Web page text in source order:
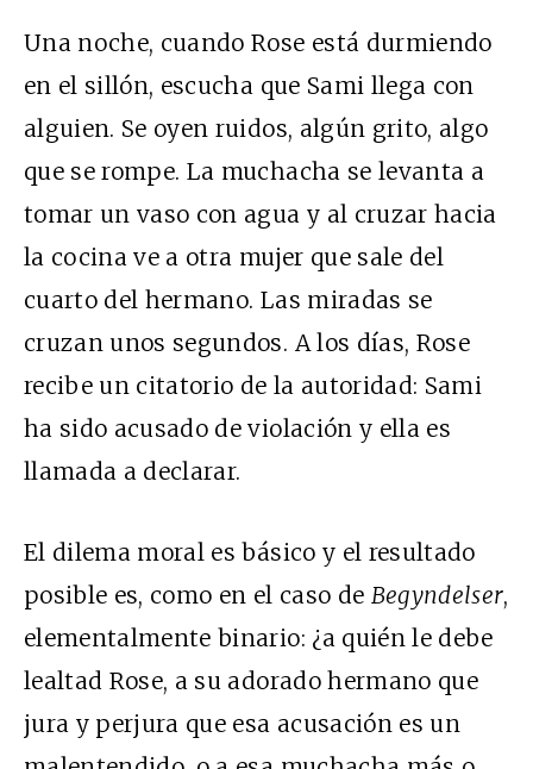
Una noche, cuando Rose está durmiendo
en el sillón, escucha que Sami llega con
alguien. Se oyen ruidos, algún grito, algo
que se rompe. La muchacha se levanta a
tomar un vaso con agua y al cruzar hacia
la cocina ve a otra mujer que sale del
cuarto del hermano. Las miradas se
cruzan unos segundos. A los días, Rose
recibe un citatorio de la autoridad: Sami
ha sido acusado de violación y ella es
llamada a declarar.
El dilema moral es básico y el resultado
posible es, como en el caso de Begyndelser,
elementalmente binario: ¿a quién le debe
lealtad Rose, a su adorado hermano que
jura y perjura que esa acusación es un